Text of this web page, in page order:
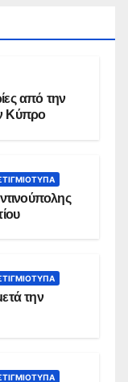
από την
Κύπρο
την